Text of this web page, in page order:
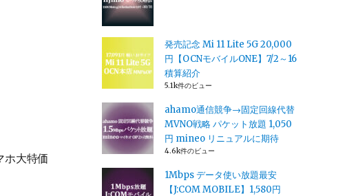
大特価
発売記念 Mi 11 Lite 5G 20,000
円【OCNモバイルONE】7/2～16
積算紹介
5.1k件のビュー
ahamo通信競争→固定回線代替
MVNO戦略 パケット放題 1,050
円 mineo リニュアルに期待
4.6k件のビュー
1Mbps データ使い放題最安
【J:COM MOBILE】1,580円